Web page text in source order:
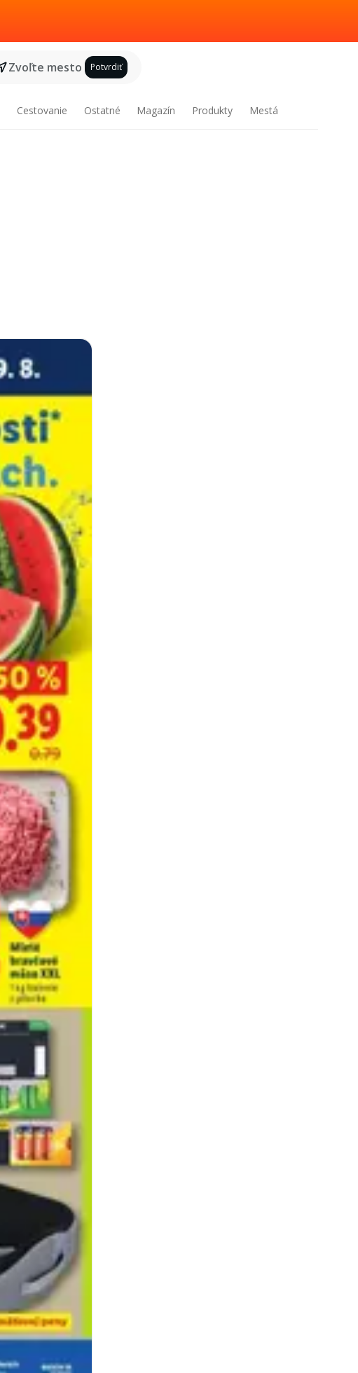
Zvoľte mesto Potvrdiť
Cestovanie Ostatné Magazín Produkty Mestá